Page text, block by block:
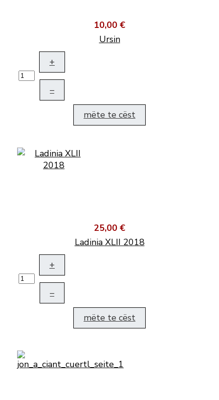
10,00 €
Ursin
+
–
mëte te cëst
25,00 €
Ladinia XLII 2018
+
–
mëte te cëst